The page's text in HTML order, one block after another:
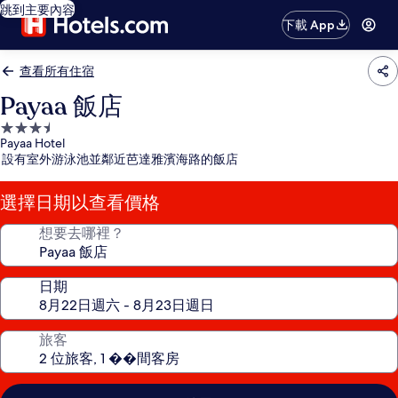
跳到主要內容
下載 App
查看所有住宿
Payaa 飯店
3.5
星
級
住
宿
Payaa Hotel
設有室外游泳池並鄰近芭達雅濱海路的飯店
選擇日期以查看價格
想要去哪裡？
日期
旅客